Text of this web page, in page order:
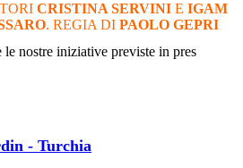
CRISTINA SERVINI E IGAM
. REGIA DI PAOLO GEPRI
nostre iniziative previste in pres
- Turchia